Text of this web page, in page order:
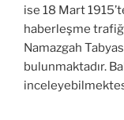
ise 18 Mart
haberleşme
Namazgah
bulunmaktadır.